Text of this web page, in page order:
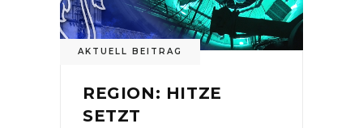
AKTUELL BEITRAG
REGION: HITZE
SETZT